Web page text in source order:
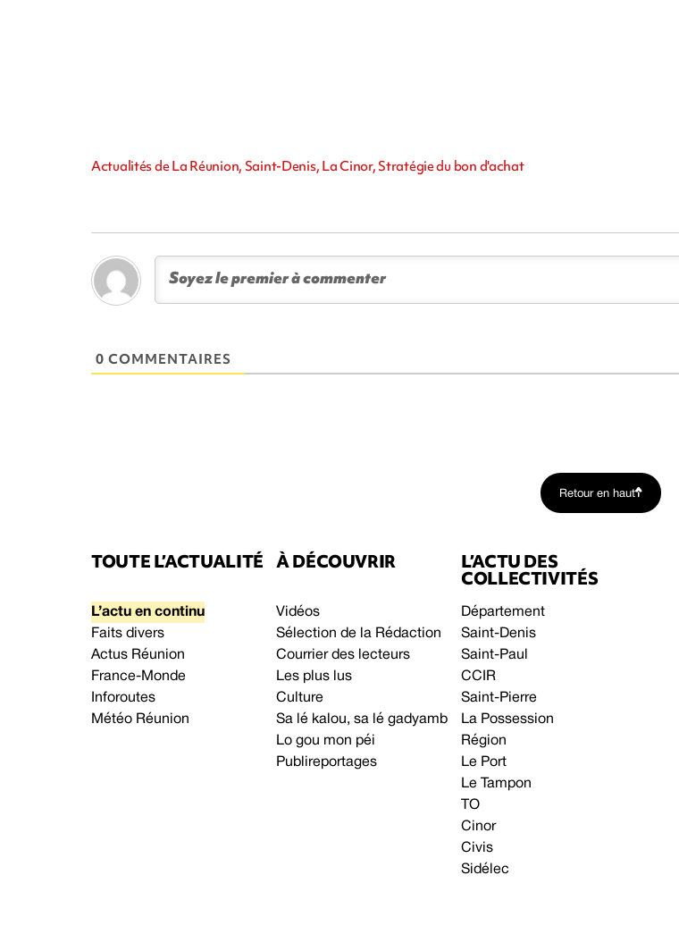
Actualités de La Réunion, Saint-Denis, La Cinor, Stratégie du bon d'achat
0 COMMENTAIRES
Retour en haut
TOUTE L’ACTUALITÉ
L’actu en continu
Faits divers
Actus Réunion
France-Monde
Inforoutes
Météo Réunion
À DÉCOUVRIR
Vidéos
Sélection de la Rédaction
Courrier des lecteurs
Les plus lus
Culture
Sa lé kalou, sa lé gadyamb
Lo gou mon péi
Publireportages
L’ACTU DES
COLLECTIVITÉS
Département
Saint-Denis
Saint-Paul
CCIR
Saint-Pierre
La Possession
Région
Le Port
Le Tampon
TO
Cinor
Civis
Sidélec